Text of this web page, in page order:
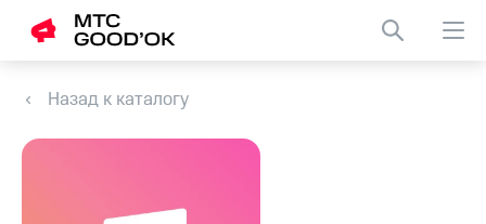
Назад к каталогу